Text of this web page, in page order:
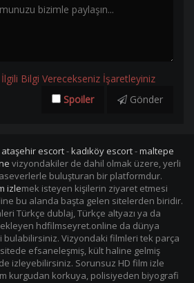
Bilgi Verecekseniz İşaretleyiniz
Spoiler
Gönder
ataşehir escort-kadıköy escort-maltepe
vizyondakiler de dahil olmak üzere, yerli
buluşturan bir platformdur.
izlemek isteyen kişilerin ziyaret etmesi
bu alanda başta gelen sitelerden biridir.
Türkçe dublaj, Türkçe altyazı ya da
hdfilmseyret.online da dünya
bulabilirsiniz. Vizyondaki filmleri tek parça
efsaneleşmiş, kült haline gelmiş
izleyebilirsiniz. Sorunsuz HD film izle
kurgudan korkuya, polisiyeden biyografi